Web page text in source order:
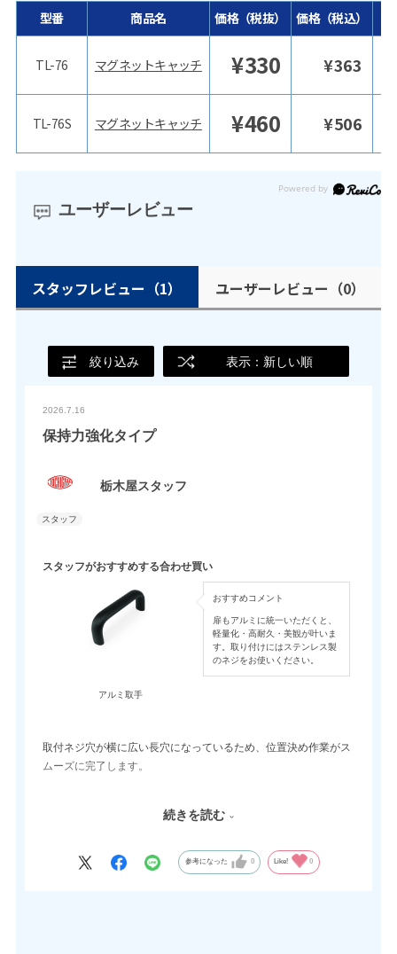
型番
TL-76
TL-76S
商品名 価格（税抜） 価格（税込）
マグネットキャッチ ¥330 ¥363
マグネットキャッチ ¥460 ¥506
ユーザーレビュー
スタッフレビュー （1） ユーザーレビュー （0）
絞り込み 表示：新しい順
2026.7.16
保持力強化タイプ
栃木屋スタッフ
スタッフがおすすめする合わせ買い
アルミ取手
おすすめコメント
扉もアルミに統一いただくと、
軽量化・高耐久・美観が叶いま
す。取り付けにはステンレス製
のネジをお使いください。
取付ネジ穴が横に広い長穴になっているため、位置決め作業がス
ムーズに完了します。
れや変形の心配が少なく、吸着力も強力なタイプです。
りと保持することができます。
小さなツマミだと開け閉めが難しいほど強い保持力のため、しっ
続きを読む
参考になった 0 Like! 0